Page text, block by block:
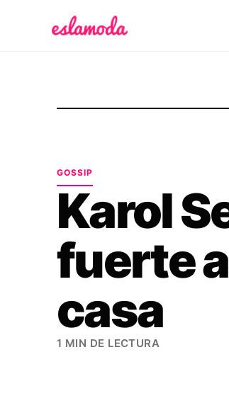
GOSSIP
Karol
fuerte
casa
1 MIN DE LECTURA